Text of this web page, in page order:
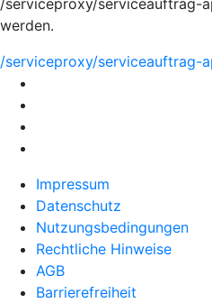
/serviceproxy/serviceauftrag-
werden.
/serviceproxy/serviceauftrag-
Impressum
Datenschutz
Nutzungsbedingungen
Rechtliche Hinweise
AGB
Barrierefreiheit